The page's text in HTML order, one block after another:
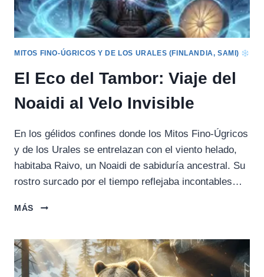
LA
LUZ
MITOS FINO-ÚGRICOS Y DE LOS URALES (FINLANDIA, SAMI)
El Eco del Tambor: Viaje del
Noaidi al Velo Invisible
En los gélidos confines donde los Mitos Fino-Úgricos
y de los Urales se entrelazan con el viento helado,
habitaba Raivo, un Noaidi de sabiduría ancestral. Su
rostro surcado por el tiempo reflejaba incontables…
MÁS
EL
TAMBOR:
VIAJE
DEL